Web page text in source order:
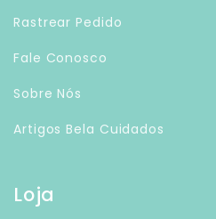
Rastrear Pedido
Fale Conosco
Sobre Nós
Artigos Bela Cuidados
Loja